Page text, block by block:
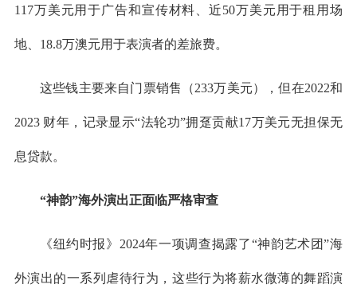
117万美元用于广告和宣传材料、近50万美元用于租用场
地、18.8万澳元用于表演者的差旅费。
这些钱主要来自门票销售（233万美元），但在2022和
2023 财年，记录显示“法轮功”拥趸贡献17万美元无担保无
息贷款。
“神韵”海外演出正面临严格审查
《纽约时报》2024年一项调查揭露了“神韵艺术团”海
外演出的一系列虐待行为，这些行为将薪水微薄的舞蹈演